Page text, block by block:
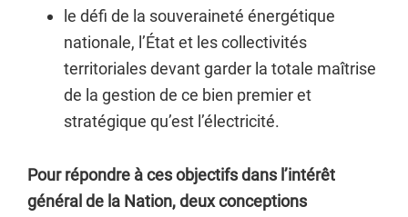
le défi de la souveraineté énergétique
nationale, l’État et les collectivités
territoriales devant garder la totale maîtrise
de la gestion de ce bien premier et
stratégique qu’est l’électricité.
Pour répondre à ces objectifs dans l’intérêt
général de la Nation, deux conceptions